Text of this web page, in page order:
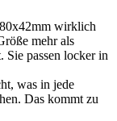
wirklich
mehr als
Sie passen locker in
was in jede
Das kommt zu